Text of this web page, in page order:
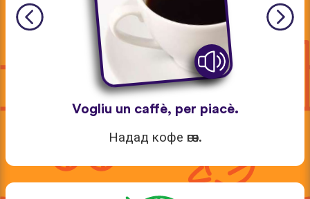
Vogliu un caffè, per piacè.
Надад кофе өгөөч.